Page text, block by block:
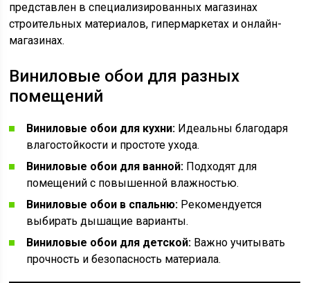
представлен в специализированных магазинах
строительных материалов, гипермаркетах и онлайн-
магазинах.
Виниловые обои для разных
помещений
Виниловые обои для кухни: Идеальны благодаря
влагостойкости и простоте ухода.
Виниловые обои для ванной: Подходят для
помещений с повышенной влажностью.
Виниловые обои в спальню: Рекомендуется
выбирать дышащие варианты.
Виниловые обои для детской: Важно учитывать
прочность и безопасность материала.